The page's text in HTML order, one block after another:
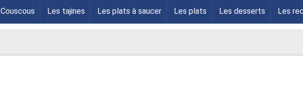
Couscous Les tajines Les plats à saucer Les plats Les desserts Les
Les entrées Astuces